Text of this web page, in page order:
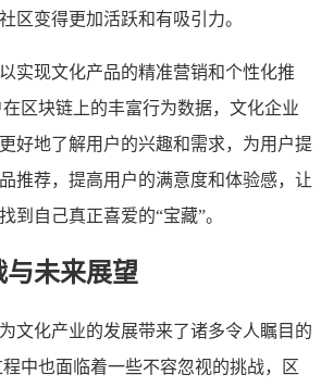
区变得更加活跃和有吸引力。
实现文化产品的精准营销和个性化推
区块链上的丰富行为数据，文化企业
好地了解用户的兴趣和需求，为用户提
推荐，提高用户的满意度和体验感，让
到自己真正喜爱的“宝藏”。
与未来展望
文化产业的发展带来了诸多令人瞩目的
中也面临着一些不容忽视的挑战，区